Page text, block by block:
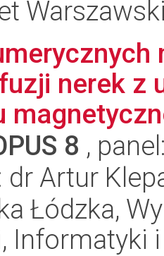
nerek z
8 ,
dr Artur
Łódzka,
Informatyki